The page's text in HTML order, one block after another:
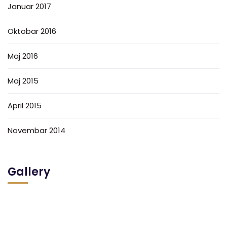
Januar 2017
Oktobar 2016
Maj 2016
Maj 2015
April 2015
Novembar 2014
Gallery